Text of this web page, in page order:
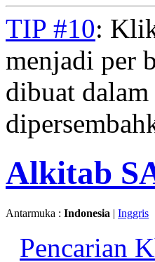
TIP #10:
menjadi per
dibuat dalam
Alkitab
Antarmuka : Indonesia | Inggris
Pencarian